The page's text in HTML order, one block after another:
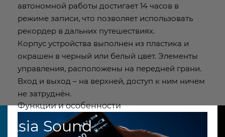
автономной работы достигает 14 часов в
режиме записи, что позволяет использовать
рекордер в дальних путешествиях.
Корпус устройства выполнен из пластика и
окрашен в черный или белый цвет. Элементы
управления, расположены на передней грани.
Вход и выход – на верхней, доступ к ним ничем
не затруднён.
Функции и особенности
Asia Sound